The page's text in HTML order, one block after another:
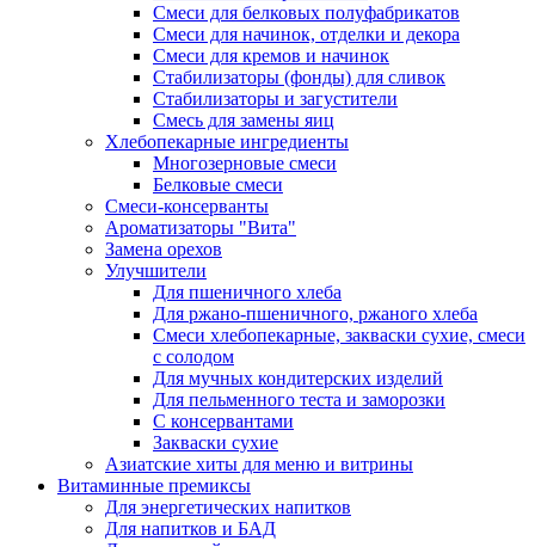
Cмеси для белковых полуфабрикатов
Смеси для начинок, отделки и декора
Смеси для кремов и начинок
Стабилизаторы (фонды) для сливок
Стабилизаторы и загустители
Смесь для замены яиц
Хлебопекарные ингредиенты
Многозерновые смеси
Белковые смеси
Смеси-консерванты
Ароматизаторы "Вита"
Замена орехов
Улучшители
Для пшеничного хлеба
Для ржано-пшеничного, ржаного хлеба
Смеси хлебопекарные, закваски сухие, смеси
с солодом
Для мучных кондитерских изделий
Для пельменного теста и заморозки
С консервантами
Закваски сухие
Азиатские хиты для меню и витрины
Витаминные премиксы
Для энергетических напитков
Для напитков и БАД